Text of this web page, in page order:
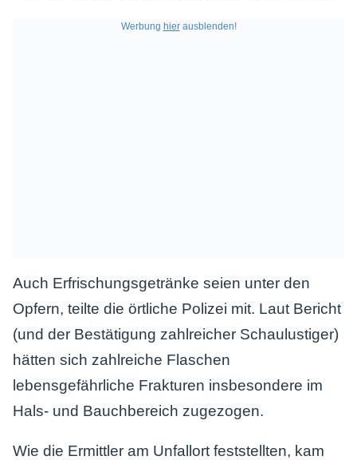
Werbung hierausblenden!
Auch Erfrischungsgetränke seien unter den
Opfern, teilte die örtliche Polizei mit. Laut Bericht
(und der Bestätigung zahlreicher Schaulustiger)
hätten sich zahlreiche Flaschen
lebensgefährliche Frakturen insbesondere im
Hals- und Bauchbereich zugezogen.
Wie die Ermittler am Unfallort feststellten, kam